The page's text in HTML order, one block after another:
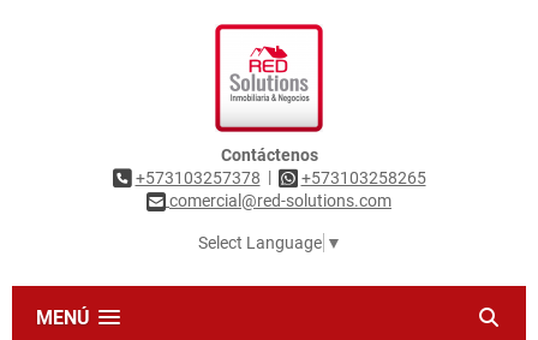
Contáctenos
+573103257378 |
+573103258265
comercial@red-solutions.com
Select Language ▼
MENÚ